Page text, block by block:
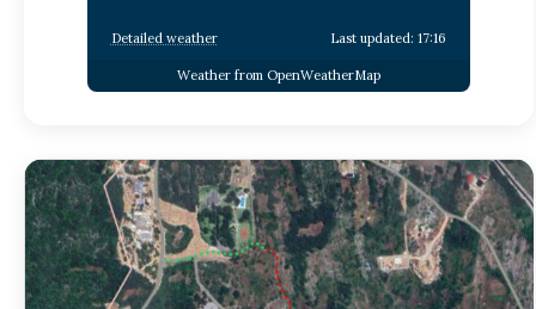
Detailed weather Last updated: 17:16
Weather from OpenWeatherMap